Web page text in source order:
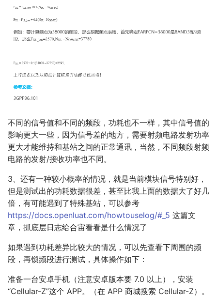
不同的信号值和不同的频段，功耗也不一样，其中信号值的
影响更大一些，因为信号差的地方，需要射频电路发射功率
更大才能维持和基站之间的正常通讯，当然，不同频段射频
电路的发射/接收功率也不同。
3、还有一种较小概率的情况，就是当前模块信号特别好，
但是测试出的功耗数据很差，甚至比我上面的数据大了好几
倍，有可能遇到了特殊基站，可以参考
https://docs.openluat.com/howtouselog/#_5 这篇文
章，抓底层日志给合宙看看是什么情况了
如果遇到功耗差异比较大的情况，可以先查看下周围的频
段，再锁频段进行测试，具体操作如下：
准备一台安卓手机（注意安卓版本要 7.0 以上），安装
“Cellular-Z”这个 APP。（在 APP 商城搜索 Cellular-Z）。